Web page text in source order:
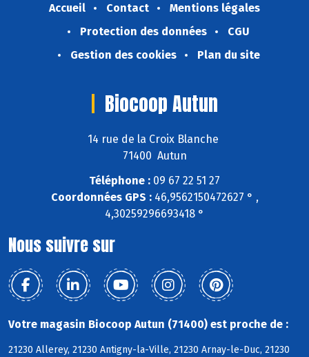
Accueil Contact
Mentions légales
Protection des données
CGU
Gestion des cookies
Plan du site
Biocoop Autun
14 rue de la Croix Blanche
71400 Autun
Téléphone : 09 67 22 51 27
Coordonnées GPS :46,9562150472627 ° ,
4,30259296693418 °
Nous suivre sur
Votre magasin Biocoop Autun (71400) est proche de :
21230 Allerey, 21230 Antigny-la-Ville, 21230 Arnay-le-Duc, 21230